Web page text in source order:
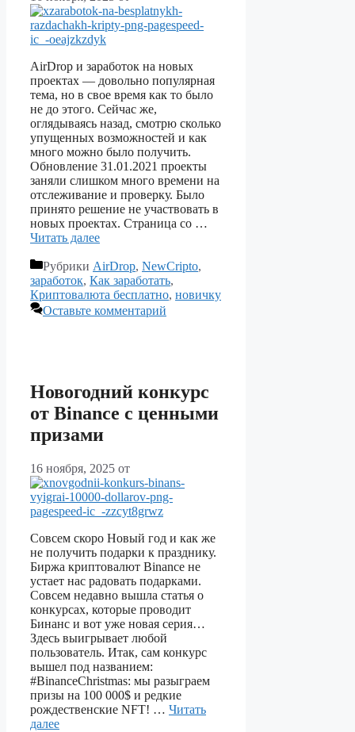
AirDrop и заработок на новых
проектах — довольно популярная
тема, но в свое время как то было
не до этого. Сейчас же,
оглядываясь назад, смотрю сколько
упущенных возможностей и как
много можно было получить.
Обновление 31.01.2021 проекты
заняли слишком много времени на
отслеживание и проверку. Было
принято решение не участвовать в
новых проектах. Страница со …
Читать далее
Рубрики AirDrop, NewCripto,
заработок, Как заработать,
Криптовалюта бесплатно, новичку
Оставьте комментарий
Новогодний конкурс
от Binance с ценными
призами
16 ноября, 2025 от
Совсем скоро Новый год и как же
не получить подарки к празднику.
Биржа криптовалют Binance не
устает нас радовать подарками.
Совсем недавно вышла статья о
конкурсах, которые проводит
Бинанс и вот уже новая серия…
Здесь выигрывает любой
пользователь. Итак, сам конкурс
вышел под названием:
#BinanceChristmas: мы разыграем
призы на 100 000$ и редкие
рождественские NFT! … Читать
далее